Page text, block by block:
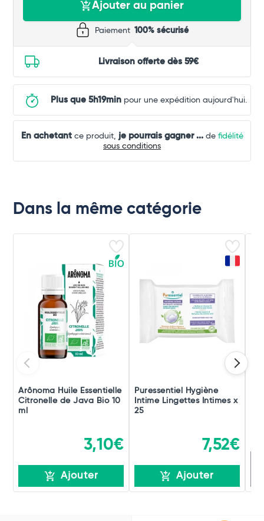
Ajouter au panier
Paiement 100% sécurisé
Livraison offerte dès 59€
Plus que 5h19minpour une expédition aujourd'hui.
En achetantce produit, je pourrais gagner ...de fidélité
sous conditions
Dans la même catégorie
Arônoma Huile Essentielle
Citronelle de Java Bio 10
ml
3,10€
Ajouter
Puressentiel Hygiène
Intime Lingettes Intimes x
25
7,52€
Ajouter